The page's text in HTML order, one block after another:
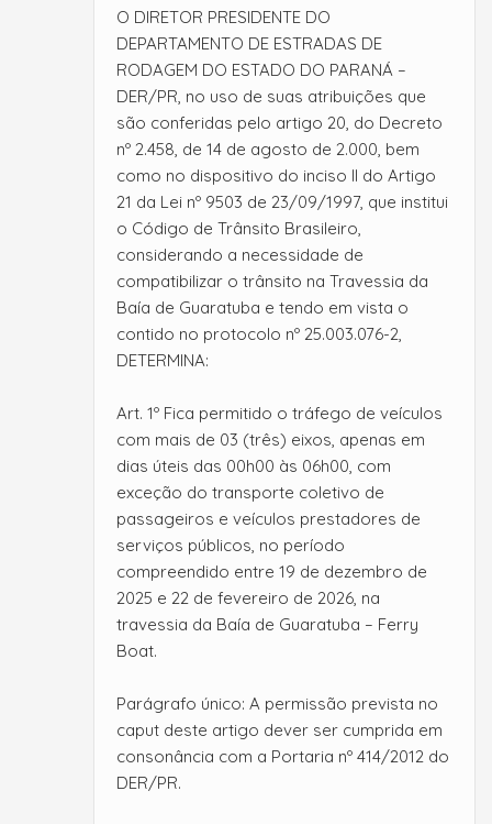
O DIRETOR PRESIDENTE DO
DEPARTAMENTO DE ESTRADAS DE
RODAGEM DO ESTADO DO PARANÁ –
DER/PR, no uso de suas atribuições que
são conferidas pelo artigo 20, do Decreto
nº 2.458, de 14 de agosto de 2.000, bem
como no dispositivo do inciso II do Artigo
21 da Lei nº 9503 de 23/09/1997, que institui
o Código de Trânsito Brasileiro,
considerando a necessidade de
compatibilizar o trânsito na Travessia da
Baía de Guaratuba e tendo em vista o
contido no protocolo nº 25.003.076-2,
DETERMINA:
Art. 1º Fica permitido o tráfego de veículos
com mais de 03 (três) eixos, apenas em
dias úteis das 00h00 às 06h00, com
exceção do transporte coletivo de
passageiros e veículos prestadores de
serviços públicos, no período
compreendido entre 19 de dezembro de
2025 e 22 de fevereiro de 2026, na
travessia da Baía de Guaratuba – Ferry
Boat.
Parágrafo único: A permissão prevista no
caput deste artigo dever ser cumprida em
consonância com a Portaria nº 414/2012 do
DER/PR.